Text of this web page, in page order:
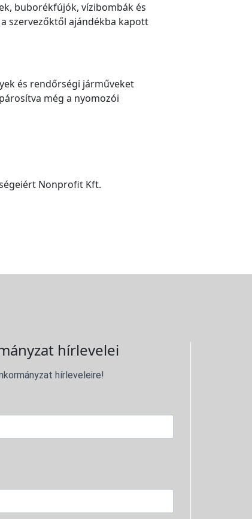
buborékfújók, vízibombák és
szervezőktől ajándékba kapott
és rendőrségi járműveket
még a nyomozói
Nonprofit Kft.
hírlevelei
hírleveleire!